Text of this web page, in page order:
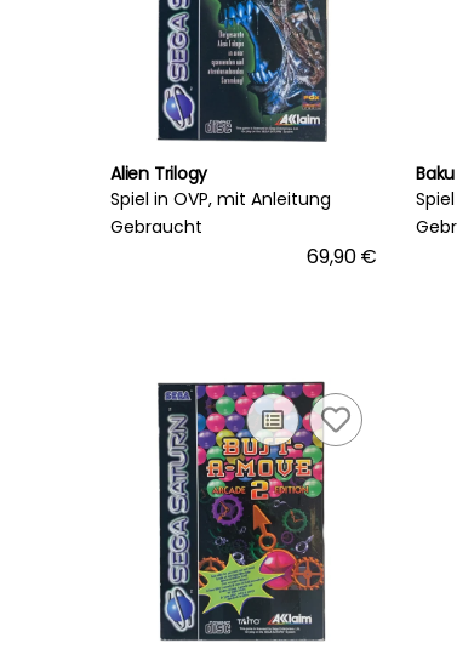
Alien Trilogy
Spiel in OVP, mit Anleitung
Gebraucht
69,90 €